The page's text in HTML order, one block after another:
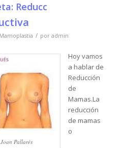
Reducc
Mamoplastia / por admin
Pallarès
Hoy vamos
a hablar de
Reducción
de
Mamas.La
reducción
de mamas
o